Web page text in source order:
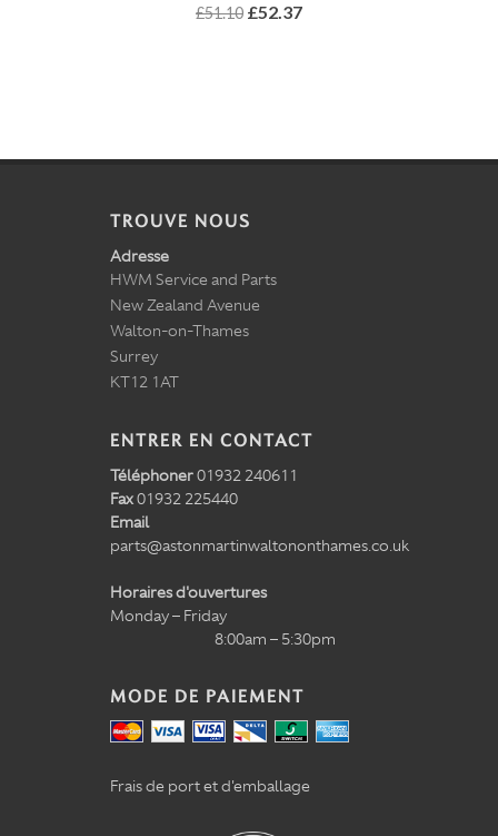
£51.10 £52.37
TROUVE NOUS
Adresse
HWM Service and Parts
New Zealand Avenue
Walton-on-Thames
Surrey
KT12 1AT
ENTRER EN CONTACT
Téléphoner01932 240611
Fax01932 225440
Email
parts@astonmartinwaltononthames.co.uk
Horaires d'ouvertures
Monday – Friday
8:00am – 5:30pm
MODE DE PAIEMENT
Frais de port et d'emballage